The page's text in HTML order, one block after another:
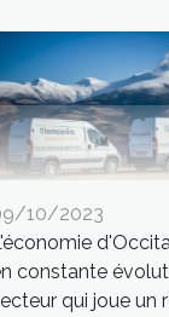
10/2023
constante
qui joue un